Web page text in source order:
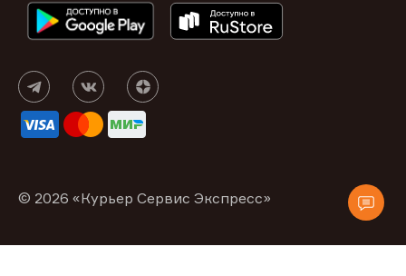
© 2026 «Курьер Сервис Экспресс»